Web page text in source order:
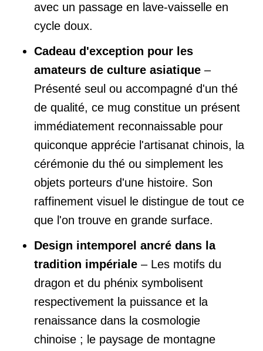
avec un passage en lave-vaisselle en
cycle doux.
Cadeau d'exception pour les
amateurs de culture asiatique –
Présenté seul ou accompagné d'un thé
de qualité, ce mug constitue un présent
immédiatement reconnaissable pour
quiconque apprécie l'artisanat chinois, la
cérémonie du thé ou simplement les
objets porteurs d'une histoire. Son
raffinement visuel le distingue de tout ce
que l'on trouve en grande surface.
Design intemporel ancré dans la
tradition impériale – Les motifs du
dragon et du phénix symbolisent
respectivement la puissance et la
renaissance dans la cosmologie
chinoise ; le paysage de montagne